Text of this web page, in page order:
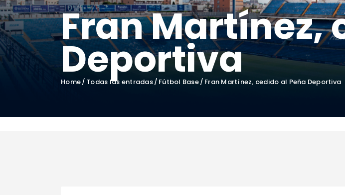
Fran Martínez,
Deportiva
Home Todas las entradas Fútbol Base Fran Martínez, cedido al Peña Deportiva